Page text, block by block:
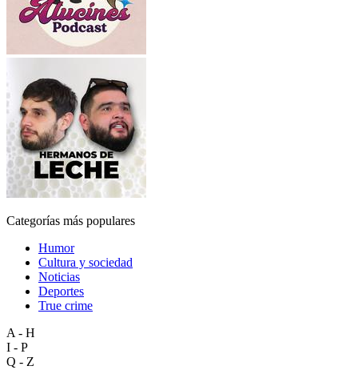
Categorías más populares
Humor
Cultura y sociedad
Noticias
Deportes
True crime
A - H
I - P
Q - Z